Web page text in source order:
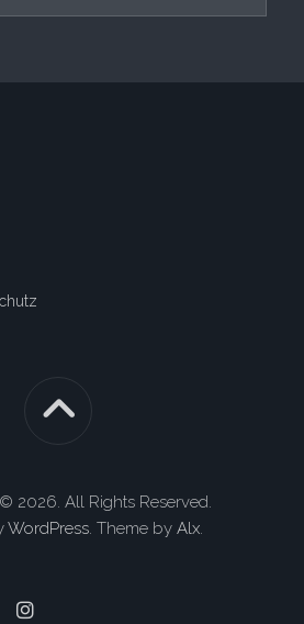
2026. All Rights Reserved.
WordPress. Theme by Alx.